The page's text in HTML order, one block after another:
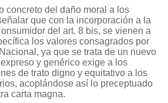
concreto del daño moral a los
que con la incorporación a la
del art. 8 bis, se vienen a
los valores consagrados por
ya que se trata de un nuevo
y genérico exige a los
de trato digno y equitativo a los
acoplándose así lo preceptuado
carta magna.